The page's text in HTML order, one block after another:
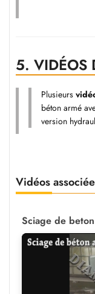
5. VIDÉOS
Plusieurs
béton armé
version
Vidéos
Sciage de